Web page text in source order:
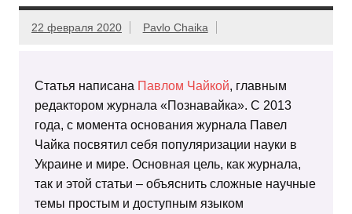
22 февраля 2020 Pavlo Chaika
Статья написана Павлом Чайкой, главным
редактором журнала «Познавайка». С 2013
года, с момента основания журнала Павел
Чайка посвятил себя популяризации науки в
Украине и мире. Основная цель, как журнала,
так и этой статьи – объяснить сложные научные
темы простым и доступным языком